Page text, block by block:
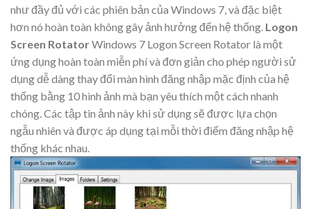
như đầy đủ với các phiên bản của Windows 7, và đặc biệt
hơn nó hoàn toàn không gây ảnh hưởng đến hệ thống. Logon
Screen RotatorWindows 7 Logon Screen Rotator là một
ứng dụng hoàn toàn miễn phí và đơn giản cho phép người sử
dụng dễ dàng thay đổi màn hình đăng nhập mặc định của hệ
thống bằng 10 hình ảnh mà bạn yêu thích một cách nhanh
chóng. Các tập tin ảnh này khi sử dụng sẽ được lựa chọn
ngẫu nhiên và được áp dụng tại mỗi thời điểm đăng nhập hệ
thống khác nhau.